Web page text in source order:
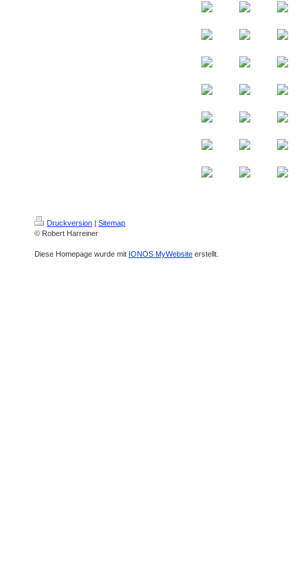
Druckversion | Sitemap
© Robert Harreiner
Diese Homepage wurde mit IONOS MyWebsite erstellt.